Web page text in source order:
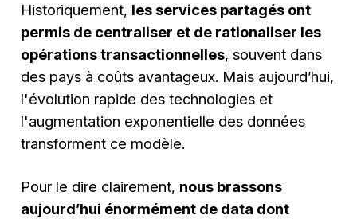
Historiquement, les services partagés ont
permis de centraliser et de rationaliser les
opérations transactionnelles, souvent dans
des pays à coûts avantageux. Mais aujourd’hui,
l'évolution rapide des technologies et
l'augmentation exponentielle des données
transforment ce modèle.
Pour le dire clairement, nous brassons
aujourd’hui énormément de data dont